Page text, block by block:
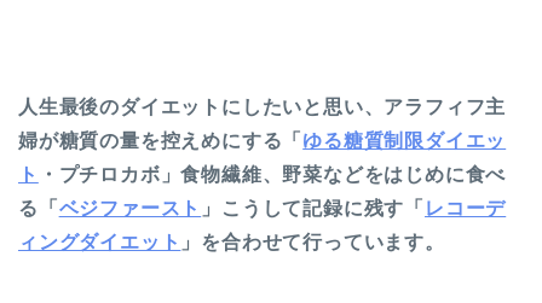
人生最後のダイエットにしたいと思い、アラフィフ主
婦が糖質の量を控えめにする「 ゆる糖質制限ダイエッ
ト
・プチロカボ」食物繊維、野菜などをはじめに食べ
る「 ベジファースト 」こうして記録に残す「 レコーデ
ィングダイエット 」を合わせて行っています。